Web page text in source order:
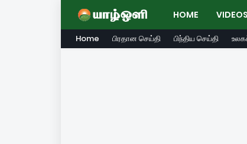
HOME VIDEOS
Home பிரதான செய்தி பிந்திய செய்தி